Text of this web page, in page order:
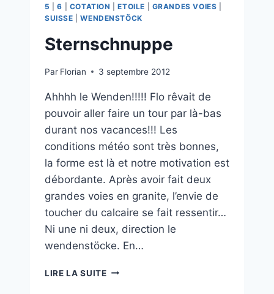
5 |6 COTATION |ETOILE GRANDES VOIES
SUISSE |WENDENSTÖCK
Sternschnuppe
Par Florian 3 septembre 2012
Ahhhh le Wenden!!!!! Flo rêvait de
pouvoir aller faire un tour par là-bas
durant nos vacances!!! Les
conditions météo sont très bonnes,
la forme est là et notre motivation est
débordante. Après avoir fait deux
grandes voies en granite, l’envie de
toucher du calcaire se fait ressentir…
Ni une ni deux, direction le
wendenstöcke. En…
LIRE LA SUITESTERNSCHNUPPE